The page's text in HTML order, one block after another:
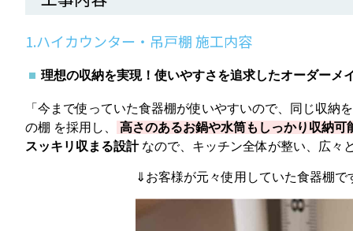
1.ハイカウンター・吊戸棚 施工内容
理想の収納を実現！使いやすさを追求したオーダーメ
「今まで使っていた食器棚が使いやすいので、同じ収
の棚 を採用し、
高さのあるお鍋や水筒もしっかり収納可
スッキリ収まる設計なので、キッチン全体が整い、広々
⇓お客様が元々使用していた食器棚で